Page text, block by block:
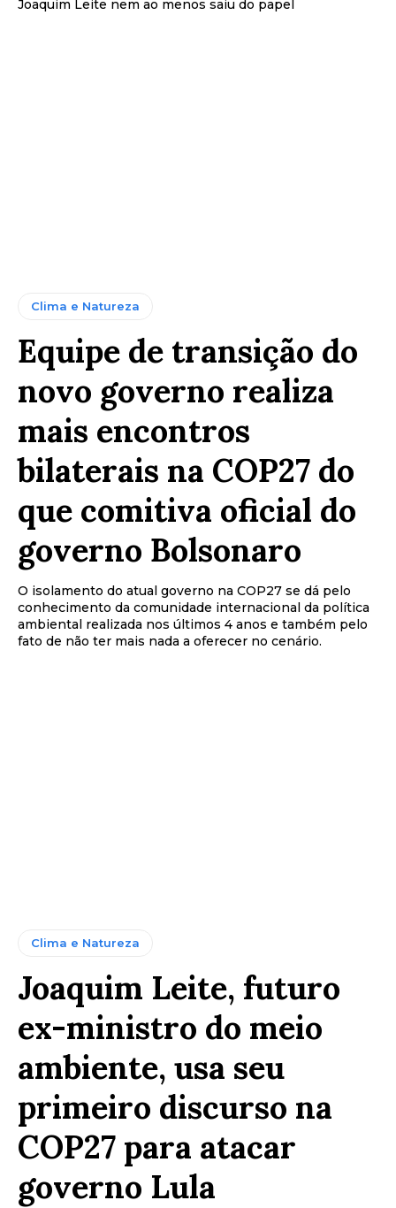
Joaquim Leite nem ao menos saiu do papel
Clima e Natureza
Equipe de transição do
novo governo realiza
mais encontros
bilaterais na COP27 do
que comitiva oficial do
governo Bolsonaro
O isolamento do atual governo na COP27 se dá pelo
conhecimento da comunidade internacional da política
ambiental realizada nos últimos 4 anos e também pelo
fato de não ter mais nada a oferecer no cenário.
Clima e Natureza
Joaquim Leite, futuro
ex-ministro do meio
ambiente, usa seu
primeiro discurso na
COP27 para atacar
governo Lula